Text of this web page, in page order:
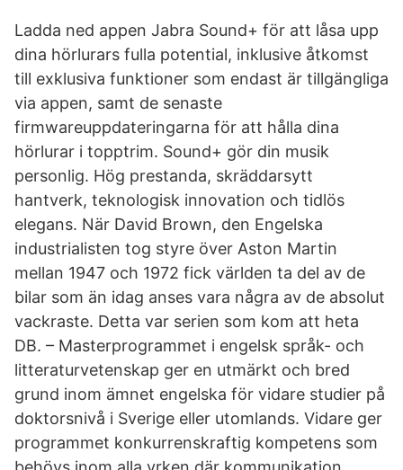
Ladda ned appen Jabra Sound+ för att låsa upp
dina hörlurars fulla potential, inklusive åtkomst
till exklusiva funktioner som endast är tillgängliga
via appen, samt de senaste
firmwareuppdateringarna för att hålla dina
hörlurar i topptrim. Sound+ gör din musik
personlig. Hög prestanda, skräddarsytt
hantverk, teknologisk innovation och tidlös
elegans. När David Brown, den Engelska
industrialisten tog styre över Aston Martin
mellan 1947 och 1972 fick världen ta del av de
bilar som än idag anses vara några av de absolut
vackraste. Detta var serien som kom att heta
DB. – Masterprogrammet i engelsk språk- och
litteraturvetenskap ger en utmärkt och bred
grund inom ämnet engelska för vidare studier på
doktorsnivå i Sverige eller utomlands. Vidare ger
programmet konkurrenskraftig kompetens som